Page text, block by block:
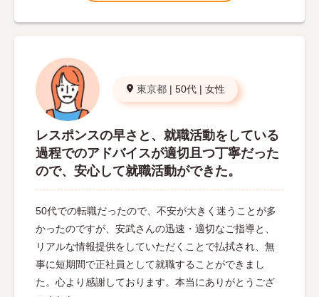
東京都 | 50代 | 女性
レスポンスの早さと、就職活動をしている
過程でのアドバイスが適切且つ丁寧だった
ので、安心して就職活動ができた。
50代での転職だったので、不安が大きく迷うことが多
かったのですが、安武さんの迅速・適切なご指導と、
リアルな情報提供をしていただくことで払拭され、無
事に短期間で正社員として就職することができまし
た。心より感謝しております。本当にありがとうござ